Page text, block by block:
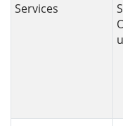
Services